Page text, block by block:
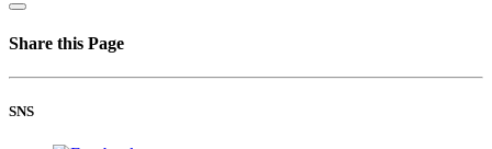
Share this Page
SNS